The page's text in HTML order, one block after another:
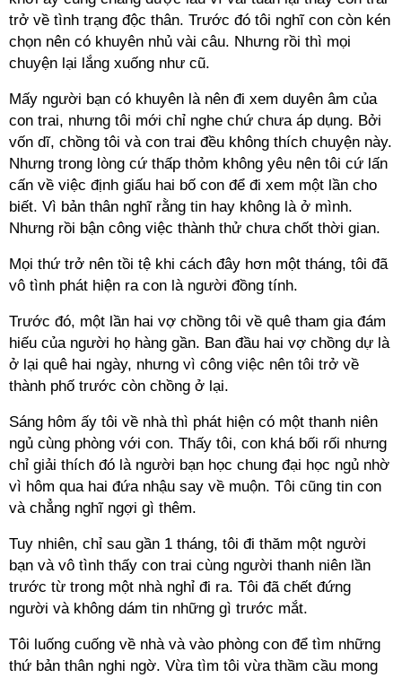
trở về tình trạng độc thân. Trước đó tôi nghĩ con còn kén
chọn nên có khuyên nhủ vài câu. Nhưng rồi thì mọi
chuyện lại lắng xuống như cũ.
Mấy người bạn có khuyên là nên đi xem duyên âm của
con trai, nhưng tôi mới chỉ nghe chứ chưa áp dụng. Bởi
vốn dĩ, chồng tôi và con trai đều không thích chuyện này.
Nhưng trong lòng cứ thấp thỏm không yêu nên tôi cứ lấn
cấn về việc định giấu hai bố con để đi xem một lần cho
biết. Vì bản thân nghĩ rằng tin hay không là ở mình.
Nhưng rồi bận công việc thành thử chưa chốt thời gian.
Mọi thứ trở nên tồi tệ khi cách đây hơn một tháng, tôi đã
vô tình phát hiện ra con là người đồng tính.
Trước đó, một lần hai vợ chồng tôi về quê tham gia đám
hiếu của người họ hàng gần. Ban đầu hai vợ chồng dự là
ở lại quê hai ngày, nhưng vì công việc nên tôi trở về
thành phố trước còn chồng ở lại.
Sáng hôm ấy tôi về nhà thì phát hiện có một thanh niên
ngủ cùng phòng với con. Thấy tôi, con khá bối rối nhưng
chỉ giải thích đó là người bạn học chung đại học ngủ nhờ
vì hôm qua hai đứa nhậu say về muộn. Tôi cũng tin con
và chẳng nghĩ ngợi gì thêm.
Tuy nhiên, chỉ sau gần 1 tháng, tôi đi thăm một người
bạn và vô tình thấy con trai cùng người thanh niên lần
trước từ trong một nhà nghỉ đi ra. Tôi đã chết đứng
người và không dám tin những gì trước mắt.
Tôi luống cuống về nhà và vào phòng con để tìm những
thứ bản thân nghi ngờ. Vừa tìm tôi vừa thầm cầu mong